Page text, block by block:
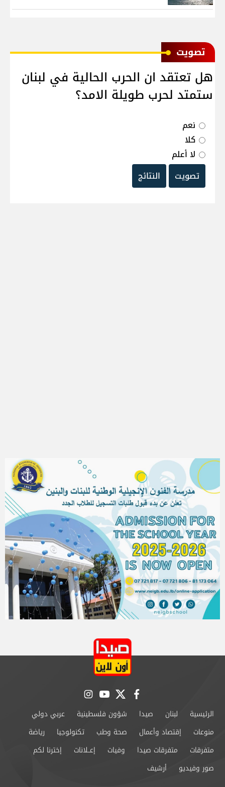
ﺗﺼﻮﻳﺖ
هل تعتقد ان الحرب الحالية في لبنان
ستمتد لحرب طويلة الامد؟
نعم
كلا
لا أعلم
تصويت
النتائج
facebook
twitter
youtube
instagram
الرئيسية لبنان صيدا شؤون فلسطينية
عربي دولي
منوعات
إقتصاد وأعمال صحة وطب تكنولوجيا
رياضة
متفرقات
متفرقات صيدا وفيات إعــلانات
إخترنا لكم
صور وفيديو
أرشيف